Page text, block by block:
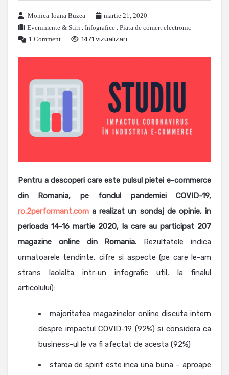
Monica-Ioana Buzea
martie 21, 2020
Evenimente & Stiri , Infografice , Piata de comert electronic
1 Comment
1471 vizualizari
Pentru a descoperi care este pulsul pietei e-commerce
din Romania, pe fondul pandemiei COVID-19,
ro.2performant.com a realizat un sondaj de opinie, in
perioada 14-16 martie 2020, la care au participat 207
magazine online din Romania. Rezultatele indica
urmatoarele tendinte, cifre si aspecte (pe care le-am
strans laolalta intr-un infografic util, la finalul
articolului):
majoritatea magazinelor online discuta intern
despre impactul COVID-19 (92%) si considera ca
business-ul le va fi afectat de acesta (92%)
starea de spirit este inca una buna – aproape